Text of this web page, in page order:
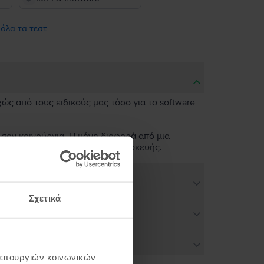
Σχετικά
κοινωνικών
τα τεστ
από τους ειδικούς μας τόσο για το software
καινούργια. Η μόνη διαφορά από μια
λειτουργικότητα της συσκευής.